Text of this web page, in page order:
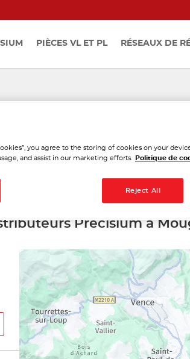
PIÈCES VL ET PL RÉSEAUX DE
Precisium
Precisium à
you agree to the storing of cookies on your
and assist in our marketing efforts.
Politique de
Reject All